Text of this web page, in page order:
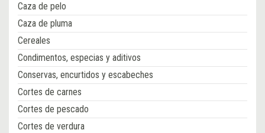
Caza de pelo
Caza de pluma
Cereales
Condimentos, especias y aditivos
Conservas, encurtidos y escabeches
Cortes de carnes
Cortes de pescado
Cortes de verdura